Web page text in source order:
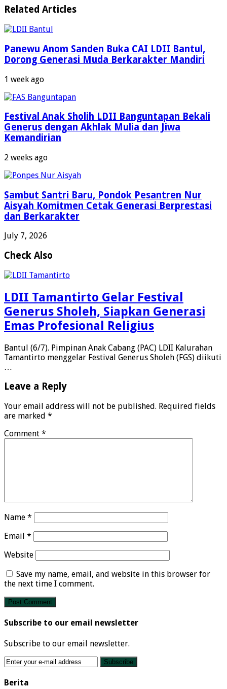
Related Articles
Panewu Anom Sanden Buka CAI LDII Bantul,
Dorong Generasi Muda Berkarakter Mandiri
1 week ago
Festival Anak Sholih LDII Banguntapan Bekali
Generus dengan Akhlak Mulia dan Jiwa
Kemandirian
2 weeks ago
Sambut Santri Baru, Pondok Pesantren Nur
Aisyah Komitmen Cetak Generasi Berprestasi
dan Berkarakter
July 7, 2026
Check Also
LDII Tamantirto Gelar Festival
Generus Sholeh, Siapkan Generasi
Emas Profesional Religius
Bantul (6/7). Pimpinan Anak Cabang (PAC) LDII Kalurahan
Tamantirto menggelar Festival Generus Sholeh (FGS) diikuti
…
Leave a Reply
Your email address will not be published. Required fields
are marked *
Comment *
Name *
Email *
Website
Save my name, email, and website in this browser for
the next time I comment.
Subscribe to our email newsletter
Subscribe to our email newsletter.
Berita